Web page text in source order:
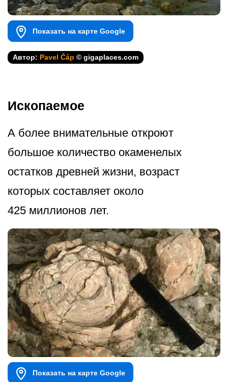
Показать на карте Google
Автор: Pavel Čáp © gigaplaces.com
Ископаемое
А более внимательные откроют
большое количество окаменелых
остатков древней жизни, возраст
которых составляет около
425 миллионов лет.
Показать на карте Google